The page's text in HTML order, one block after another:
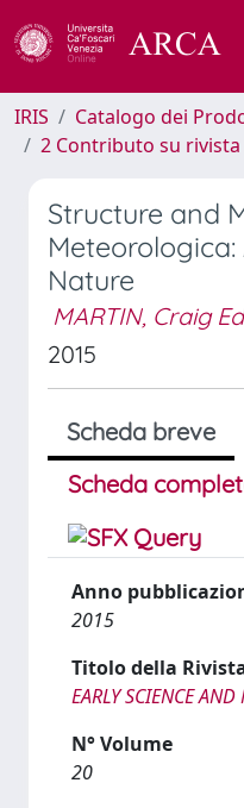
IRIS
Catalogo dei
2 Contributo su rivista
Structure and
Nature
MARTIN, Craig
2015
Scheda breve
Scheda
Anno
2015
Titolo della
EARLY SCIENCE
N° Volume
20